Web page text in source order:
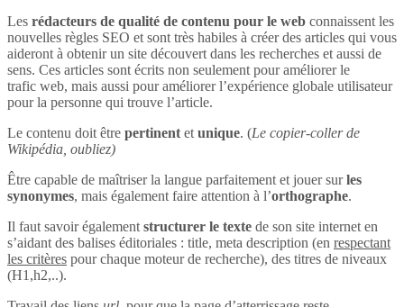
Les rédacteurs de qualité de contenu pour le web connaissent les
nouvelles règles SEO et sont très habiles à créer des articles qui vous
aideront à obtenir un site découvert dans les recherches et aussi de
sens. Ces articles sont écrits non seulement pour améliorer le
trafic web, mais aussi pour améliorer l’expérience globale utilisateur
pour la personne qui trouve l’article.
Le contenu doit être pertinent et unique. (Le copier-coller de
Wikipédia, oubliez)
Être capable de maîtriser la langue parfaitement et jouer surles
synonymes, mais également faire attention à l’orthographe.
Il faut savoir également structurer le texte de son site internet en
s’aidant des balises éditoriales : title, meta description (en respectant
les critères pour chaque moteur de recherche), des titres de niveaux
(H1,h2,..).